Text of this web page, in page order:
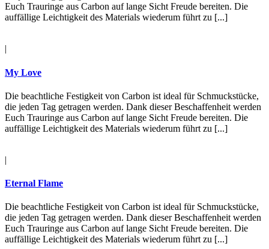
Euch Trauringe aus Carbon auf lange Sicht Freude bereiten. Die
auffällige Leichtigkeit des Materials wiederum führt zu [...]
|
My Love
Die beachtliche Festigkeit von Carbon ist ideal für Schmuckstücke,
die jeden Tag getragen werden. Dank dieser Beschaffenheit werden
Euch Trauringe aus Carbon auf lange Sicht Freude bereiten. Die
auffällige Leichtigkeit des Materials wiederum führt zu [...]
|
Eternal Flame
Die beachtliche Festigkeit von Carbon ist ideal für Schmuckstücke,
die jeden Tag getragen werden. Dank dieser Beschaffenheit werden
Euch Trauringe aus Carbon auf lange Sicht Freude bereiten. Die
auffällige Leichtigkeit des Materials wiederum führt zu [...]